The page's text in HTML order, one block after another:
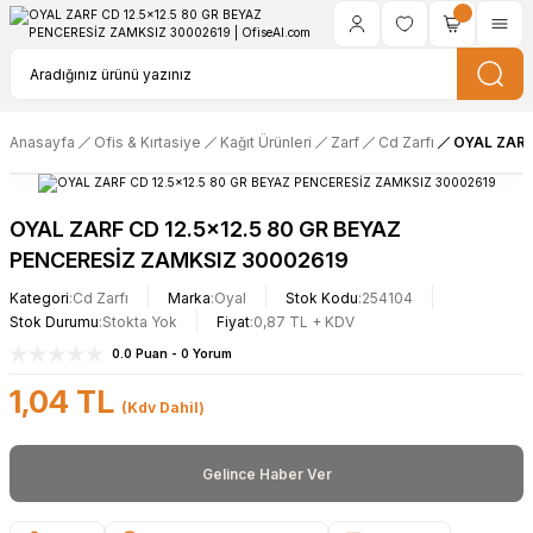
Anasayfa Ofis & Kırtasiye Kağıt Ürünleri Zarf Cd Zarfı OYAL
OYAL ZARF CD 12.5x12.5 80 GR BEYAZ
PENCERESİZ ZAMKSIZ 30002619
Kategori Cd Zarfı Marka Oyal Stok Kodu 254104
Stok Durumu Stokta Yok Fiyat 0,87 TL + KDV
0.0 Puan - 0 Yorum
1,04 TL (Kdv Dahil)
Gelince Haber Ver